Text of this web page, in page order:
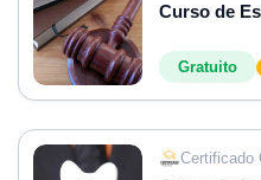
Curso de
Gratuito
Certificado